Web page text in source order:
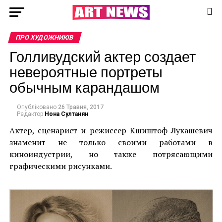
ПРО ХУДОЖНИКІВ
Голливудский актер создает
невероятные портреты
обычным карандашом
Опубліковано 26 Травня, 2017
Редактор Нона Султанян
Актер, сценарист и режиссер Кшиштоф Лукашевич
знаменит не только своими работами в
киноиндустрии, но также потрясающими
графическими рисунками.